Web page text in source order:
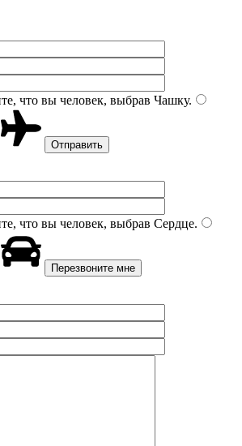
что вы человек, выбрав Чашку.
что вы человек, выбрав Сердце.